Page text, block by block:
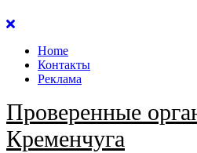
Перейти
содержанию
Home
Контакты
Реклама
Проверенные
Кременчуга